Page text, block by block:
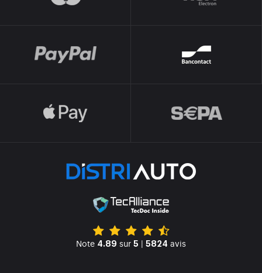
Note 4.89 sur 5 | 5824 avis